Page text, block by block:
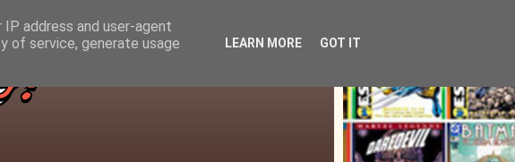
address and user-agent
of service, generate usage
LEARN MORE GOT IT